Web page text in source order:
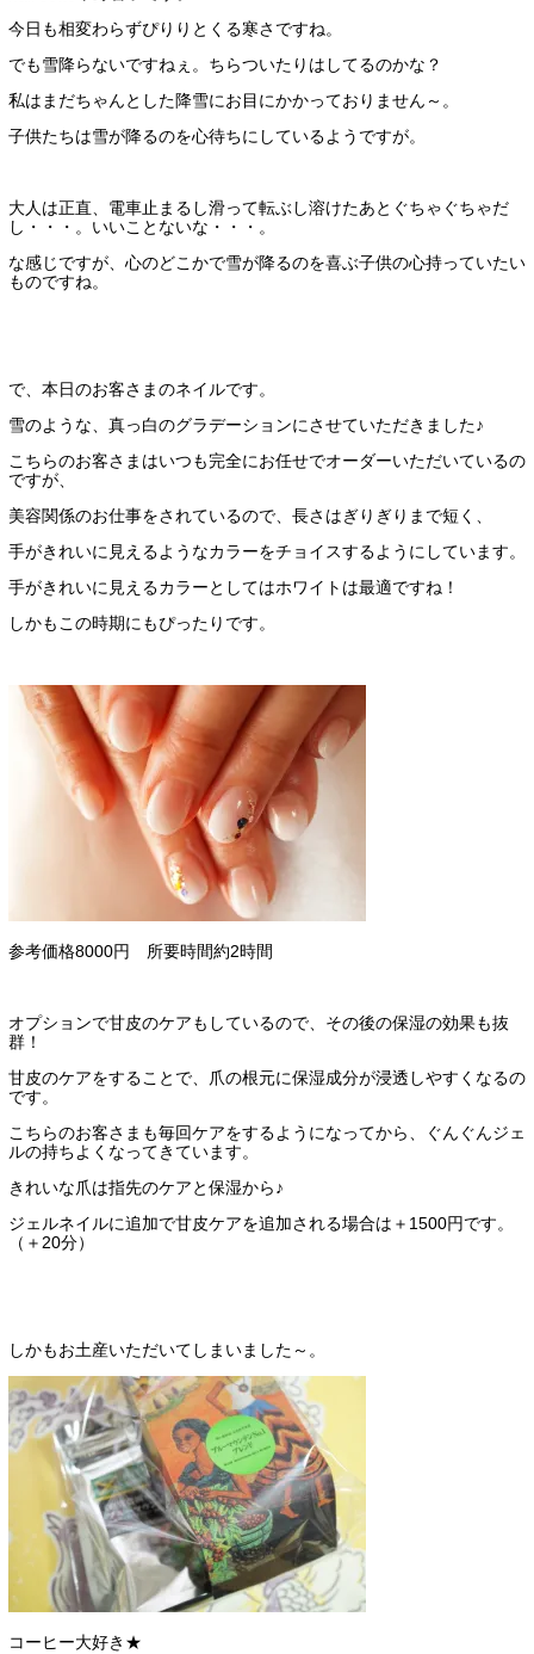
今日も相変わらずぴりりとくる寒さですね。
でも雪降らないですねぇ。ちらついたりはしてるのかな？
私はまだちゃんとした降雪にお目にかかっておりません～。
子供たちは雪が降るのを心待ちにしているようですが。
大人は正直、電車止まるし滑って転ぶし溶けたあとぐちゃぐちゃだ
し・・・。いいことないな・・・。
な感じですが、心のどこかで雪が降るのを喜ぶ子供の心持っていたい
ものですね。
で、本日のお客さまのネイルです。
雪のような、真っ白のグラデーションにさせていただきました♪
こちらのお客さまはいつも完全にお任せでオーダーいただいているの
ですが、
美容関係のお仕事をされているので、長さはぎりぎりまで短く、
手がきれいに見えるようなカラーをチョイスするようにしています。
手がきれいに見えるカラーとしてはホワイトは最適ですね！
しかもこの時期にもぴったりです。
参考価格8000円 所要時間約2時間
オプションで甘皮のケアもしているので、その後の保湿の効果も抜
群！
甘皮のケアをすることで、爪の根元に保湿成分が浸透しやすくなるの
です。
こちらのお客さまも毎回ケアをするようになってから、ぐんぐんジェ
ルの持ちよくなってきています。
きれいな爪は指先のケアと保湿から♪
ジェルネイルに追加で甘皮ケアを追加される場合は＋1500円です。
（＋20分）
しかもお土産いただいてしまいました～。
コーヒー大好き★